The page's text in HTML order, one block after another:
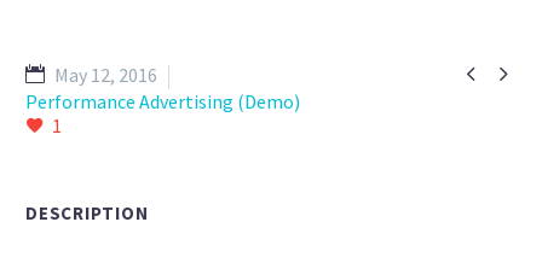
 
May 12, 2016
Performance Advertising (Demo)
1
DESCRIPTION